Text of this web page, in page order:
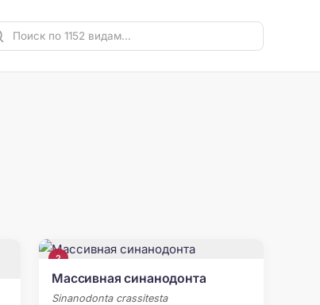
2
Массивная синанодонта
Sinanodonta crassitesta